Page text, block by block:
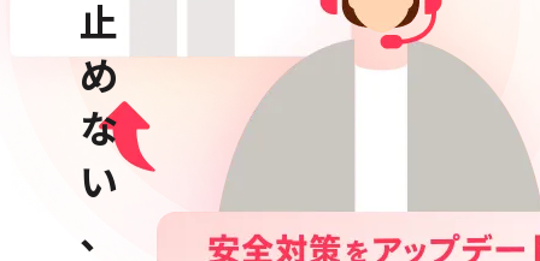
止
め
な
い
、